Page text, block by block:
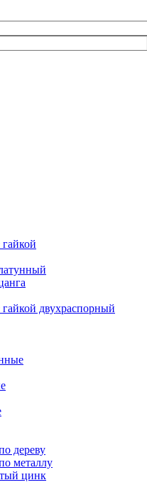
двухраспорный
дереву
металлу
цинк